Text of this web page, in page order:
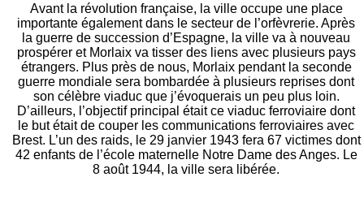
Avant la révolution française, la ville occupe une place
importante également dans le secteur de l’orfèvrerie. Après
la guerre de succession d’Espagne, la ville va à nouveau
prospérer et Morlaix va tisser des liens avec plusieurs pays
étrangers. Plus près de nous, Morlaix pendant la seconde
guerre mondiale sera bombardée à plusieurs reprises dont
son célèbre viaduc que j’évoquerais un peu plus loin.
D’ailleurs, l’objectif principal était ce viaduc ferroviaire dont
le but était de couper les communications ferroviaires avec
Brest. L’un des raids, le 29 janvier 1943 fera 67 victimes dont
42 enfants de l’école maternelle Notre Dame des Anges. Le
8 août 1944, la ville sera libérée.